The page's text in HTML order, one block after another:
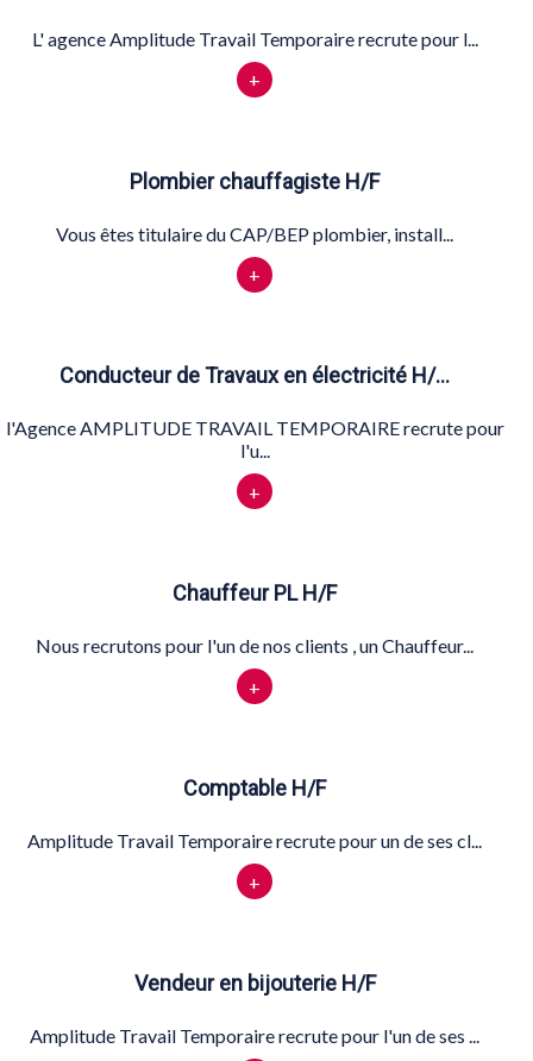
L' agence Amplitude Travail Temporaire recrute pour l...
+
Plombier chauffagiste H/F
Vous êtes titulaire du CAP/BEP plombier, install...
+
Conducteur de Travaux en électricité H/…
l'Agence AMPLITUDE TRAVAIL TEMPORAIRE recrute pour
l'u...
+
Chauffeur PL H/F
Nous recrutons pour l'un de nos clients , un Chauffeur...
+
Comptable H/F
Amplitude Travail Temporaire recrute pour un de ses cl...
+
Vendeur en bijouterie H/F
Amplitude Travail Temporaire recrute pour l'un de ses ...